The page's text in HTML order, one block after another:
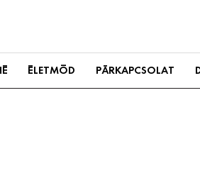
ÉLETMÓD PÁRKAPCSOLAT